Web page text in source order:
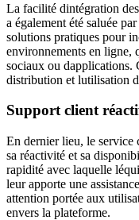
La facilité dintégration
a également été saluée
solutions pratiques pour
environnements en ligne,
sociaux ou dapplications.
distribution et lutilisation
Support client
En dernier lieu, le service
sa réactivité et sa
rapidité avec laquelle
leur apporte une
attention portée aux
envers la plateforme.